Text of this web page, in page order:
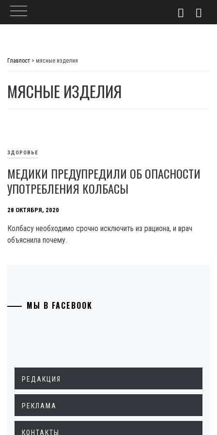
Главпост > мясные изделия
МЯСНЫЕ ИЗДЕЛИЯ
ЗДОРОВЬЕ
МЕДИКИ ПРЕДУПРЕДИЛИ ОБ ОПАСНОСТИ
УПОТРЕБЛЕНИЯ КОЛБАСЫ
28 ОКТЯБРЯ, 2020
Колбасу необходимо срочно исключить из рациона, и врач
объяснила почему.
МЫ В FACEBOOK
РЕДАКЦИЯ
РЕКЛАМА
КОНТАКТЫ